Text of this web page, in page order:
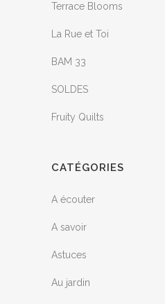
Terrace Blooms
La Rue et Toi
BAM 33
SOLDES
Fruity Quilts
CATÉGORIES
A écouter
A savoir
Astuces
Au jardin